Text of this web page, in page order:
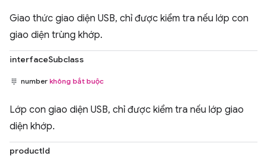
Giao thức giao diện USB, chỉ được kiểm tra nếu lớp con
giao diện trùng khớp.
interfaceSubclass
number không bắt buộc
Lớp con giao diện USB, chỉ được kiểm tra nếu lớp giao
diện khớp.
productId